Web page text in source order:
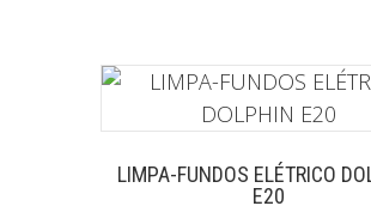
LIMPA-FUNDOS ELÉTRICO
E20